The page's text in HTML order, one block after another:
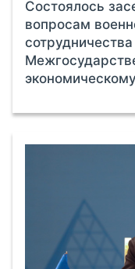
Состоялось
вопросам